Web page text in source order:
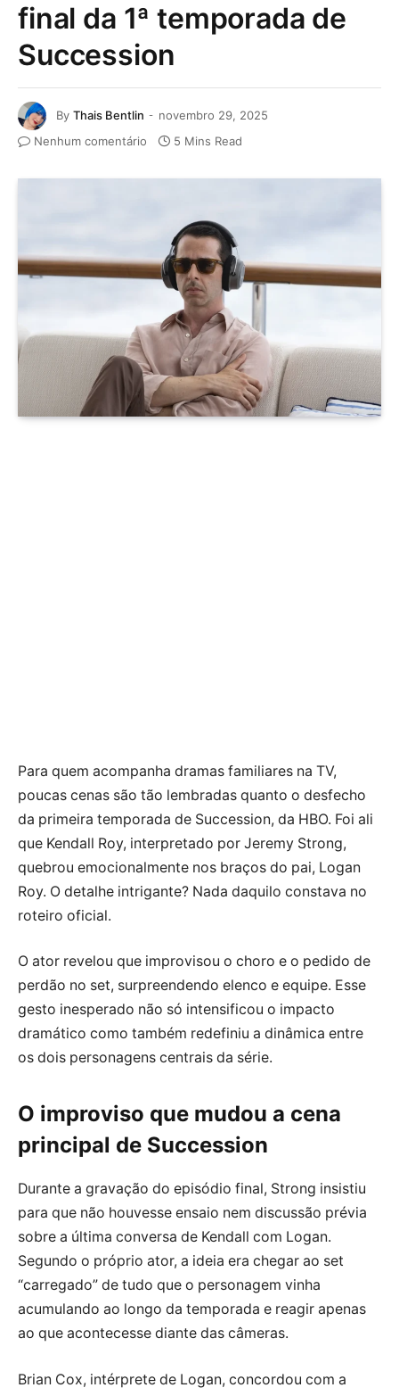
final da 1ª temporada de
Succession
By Thais Bentlin
novembro 29, 2025
Nenhum comentário
5 Mins Read
Para quem acompanha dramas familiares na TV,
poucas cenas são tão lembradas quanto o desfecho
da primeira temporada de Succession, da HBO. Foi ali
que Kendall Roy, interpretado por Jeremy Strong,
quebrou emocionalmente nos braços do pai, Logan
Roy. O detalhe intrigante? Nada daquilo constava no
roteiro oficial.
O ator revelou que improvisou o choro e o pedido de
perdão no set, surpreendendo elenco e equipe. Esse
gesto inesperado não só intensificou o impacto
dramático como também redefiniu a dinâmica entre
os dois personagens centrais da série.
O improviso que mudou a cena
principal de Succession
Durante a gravação do episódio final, Strong insistiu
para que não houvesse ensaio nem discussão prévia
sobre a última conversa de Kendall com Logan.
Segundo o próprio ator, a ideia era chegar ao set
“carregado” de tudo que o personagem vinha
acumulando ao longo da temporada e reagir apenas
ao que acontecesse diante das câmeras.
Brian Cox, intérprete de Logan, concordou com a